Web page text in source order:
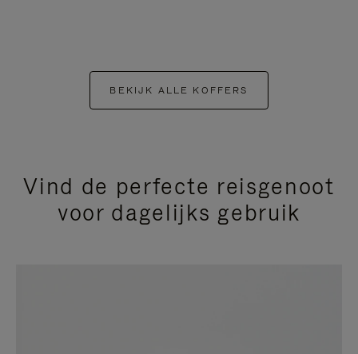
BEKIJK ALLE KOFFERS
Vind de perfecte reisgenoot
voor dagelijks gebruik